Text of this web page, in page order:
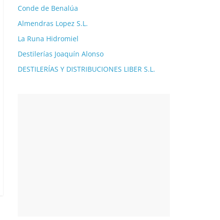
Conde de Benalúa
Almendras Lopez S.L.
La Runa Hidromiel
Destilerías Joaquín Alonso
DESTILERÍAS Y DISTRIBUCIONES LIBER S.L.